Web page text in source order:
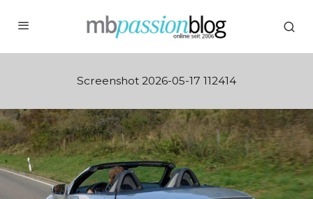
Screenshot 2026-05-17 112414